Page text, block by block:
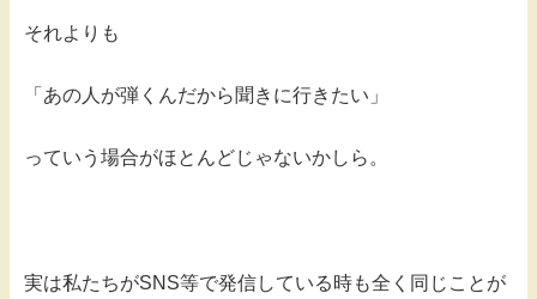
それよりも
「あの人が弾くんだから聞きに行きたい」
っていう場合がほとんどじゃないかしら。
実は私たちがSNS等で発信している時も全く同じことが